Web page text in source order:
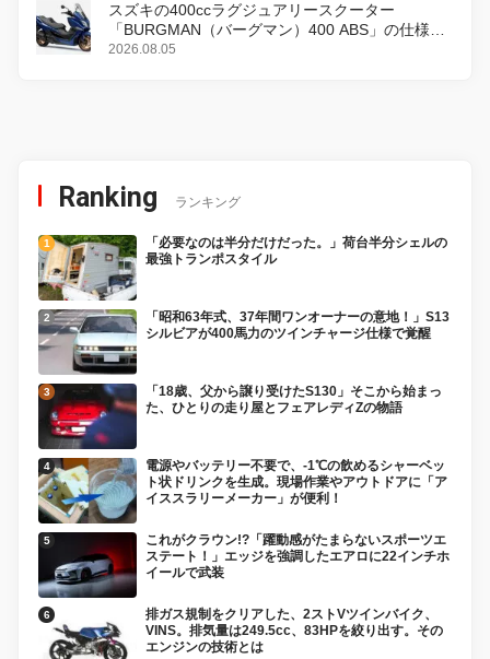
スズキの400ccラグジュアリースクーター
「BURGMAN（バーグマン）400 ABS」の仕様を
変更し、8月18日に発売
2026.08.05
Ranking ランキング
「必要なのは半分だけだった。」荷台半分シェルの
最強トランポスタイル
「昭和63年式、37年間ワンオーナーの意地！」S13
シルビアが400馬力のツインチャージ仕様で覚醒
「18歳、父から譲り受けたS130」そこから始まっ
た、ひとりの走り屋とフェアレディZの物語
電源やバッテリー不要で、-1℃の飲めるシャーベッ
ト状ドリンクを生成。現場作業やアウトドアに「ア
イススラリーメーカー」が便利！
これがクラウン!?「躍動感がたまらないスポーツエ
ステート！」エッジを強調したエアロに22インチホ
イールで武装
排ガス規制をクリアした、2ストVツインバイク、
VINS。排気量は249.5cc、83HPを絞り出す。その
エンジンの技術とは